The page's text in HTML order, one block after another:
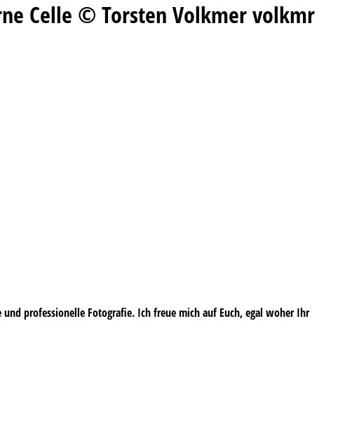
Celle © Torsten Volkmer volkmr
professionelle Fotografie. Ich freue mich auf Euch, egal woher Ihr